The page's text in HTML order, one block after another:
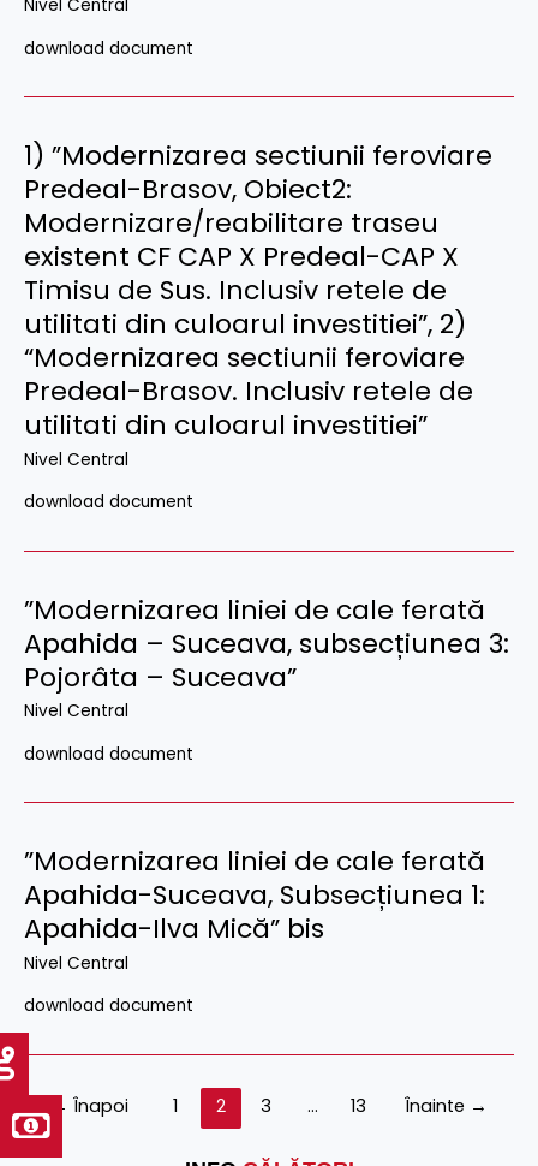
Nivel Central
download document
1) ”Modernizarea sectiunii feroviare
Predeal-Brasov, Obiect2:
Modernizare/reabilitare traseu
existent CF CAP X Predeal-CAP X
Timisu de Sus. Inclusiv retele de
utilitati din culoarul investitiei”, 2)
“Modernizarea sectiunii feroviare
Predeal-Brasov. Inclusiv retele de
utilitati din culoarul investitiei”
Nivel Central
download document
”Modernizarea liniei de cale ferată
Apahida – Suceava, subsecțiunea 3:
Pojorâta – Suceava”
Nivel Central
download document
”Modernizarea liniei de cale ferată
Apahida-Suceava, Subsecțiunea 1:
Apahida-Ilva Mică” bis
Nivel Central
download document
← Înapoi 1 2 3 … 13 Înainte →